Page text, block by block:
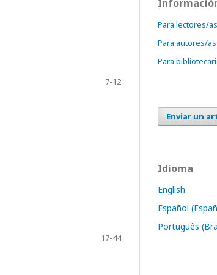
7-12
17-44
Para lectores/as
Para autores/as
Para
Enviar un
Idioma
English
Español
Português